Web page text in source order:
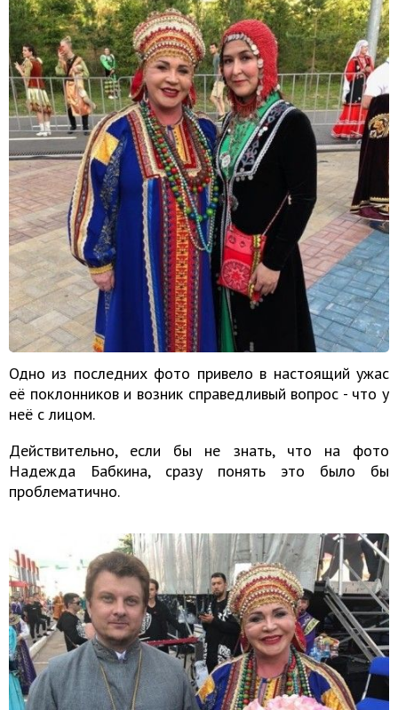
Одно из последних фото привело в настоящий ужас
её поклонников и возник справедливый вопрос - что у
неё с лицом.
Действительно, если бы не знать, что на фото
Надежда Бабкина, сразу понять это было бы
проблематично.